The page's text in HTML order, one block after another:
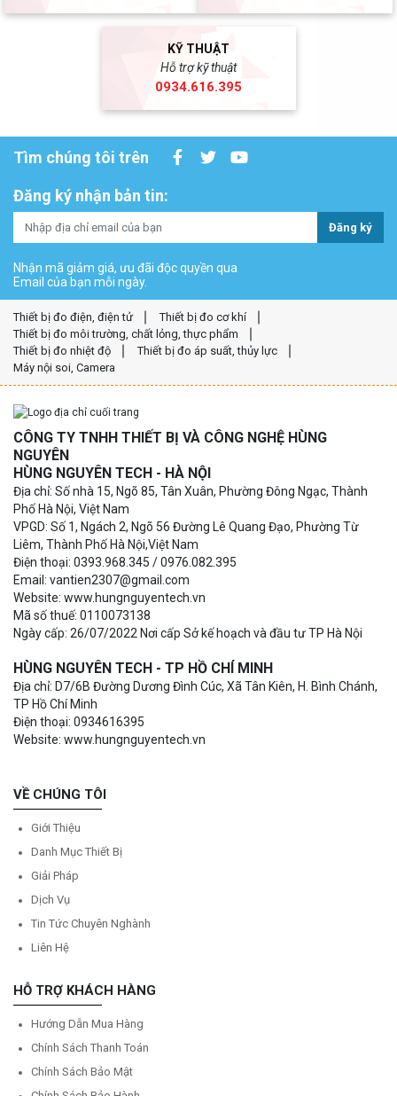
KỸ THUẬT
Hỗ trợ kỹ thuật
0934.616.395
Tìm chúng tôi trên
Đăng ký nhận bản tin:
Đăng ký
Nhận mã giảm giá, ưu đãi độc quyền qua
Email của bạn mỗi ngày.
Thiết bị đo điện, điện tử
Thiết bị đo cơ khí
Thiết bị đo môi trường, chất lỏng, thực phẩm
Thiết bị đo nhiệt độ
Thiết bị đo áp suất, thủy lực
Máy nội soi, Camera
CÔNG TY TNHH THIẾT BỊ VÀ CÔNG NGHỆ HÙNG
NGUYÊN
HÙNG NGUYÊN TECH - HÀ NỘI
Địa chỉ: Số nhà 15, Ngõ 85, Tân Xuân, Phường Đông Ngạc, Thành
Phố Hà Nội, Việt Nam
VPGD: Số 1, Ngách 2, Ngõ 56 Đường Lê Quang Đạo, Phường Từ
Liêm, Thành Phố Hà Nội,Việt Nam
Điện thoại: 0393.968.345 / 0976.082.395
Email: vantien2307@gmail.com
Website: www.hungnguyentech.vn
Mã số thuế: 0110073138
Ngày cấp: 26/07/2022 Nơi cấp Sở kế hoạch và đầu tư TP Hà Nội
HÙNG NGUYÊN TECH - TP HỒ CHÍ MINH
Địa chỉ: D7/6B Đường Dương Đình Cúc, Xã Tân Kiên, H. Bình Chánh,
TP Hồ Chí Minh
Điện thoại: 0934616395
Website: www.hungnguyentech.vn
VỀ CHÚNG TÔI
Giới Thiệu
Danh Mục Thiết Bị
Giải Pháp
Dịch Vụ
Tin Tức Chuyên Nghành
Liên Hệ
HỖ TRỢ KHÁCH HÀNG
Hướng Dẫn Mua Hàng
Chính Sách Thanh Toán
Chính Sách Bảo Mật